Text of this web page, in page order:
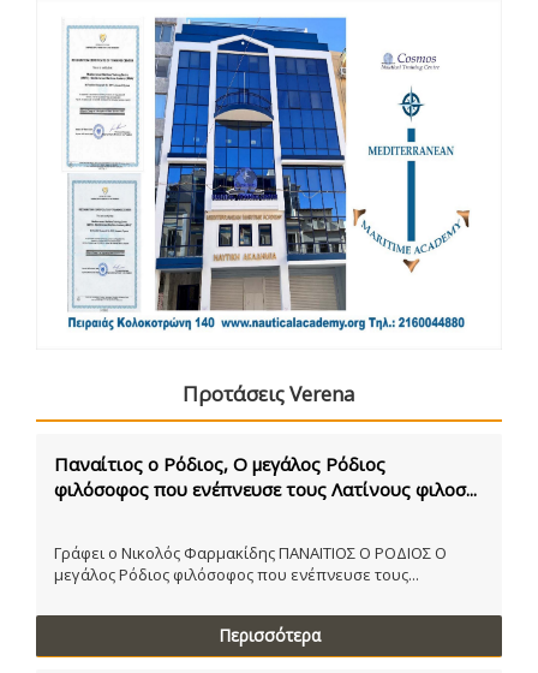
Προτάσεις Verena
Παναίτιος ο Ρόδιος, Ο μεγάλος Ρόδιος
φιλόσοφος που ενέπνευσε τους Λατίνους φιλοσ...
Γράφει ο Νικολός Φαρμακίδης ΠΑΝΑΙΤΙΟΣ Ο ΡΟΔΙΟΣ Ο
μεγάλος Ρόδιος φιλόσοφος που ενέπνευσε τους...
Περισσότερα